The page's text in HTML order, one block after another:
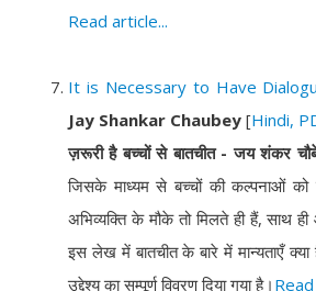
Read article...
It is Necessary to Have
Jay Shankar Chaubey [Hindi,
ज़रूरी है बच्चों से बातचीत - जय शंकर
जिसके माध्यम से बच्चों की कल्पनाओं को
अभिव्यक्ति के मौके तो मिलते ही हैं, साथ ही
इस लेख में बातचीत के बारे में मान्यताएँ
उद्देश्य का सम्पूर्ण विवरण दिया गया है।